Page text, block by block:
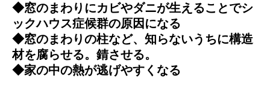
◆窓のまわりにカビやダニが生えることでシ
ックハウス症候群の原因になる
◆窓のまわりの柱など、知らないうちに構造
材を腐らせる。錆させる。
◆家の中の熱が逃げやすくなる